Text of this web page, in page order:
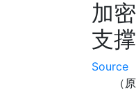
加
支撑
Source
（